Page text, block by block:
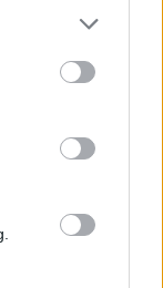
megérteni
ezekhez.